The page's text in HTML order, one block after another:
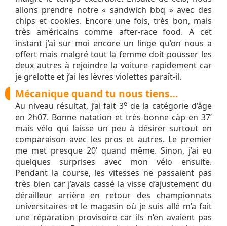
allons prendre notre « sandwich bbq » avec des
chips et cookies. Encore une fois, très bon, mais
très américains comme after-race food. A cet
instant j’ai sur moi encore un linge qu’on nous a
offert mais malgré tout la femme doit pousser les
deux autres à rejoindre la voiture rapidement car
je grelotte et j’ai les lèvres violettes paraît-il.
Mécanique quand tu nous tiens…
Au niveau résultat, j’ai fait 3e de la catégorie d’âge
en 2h07. Bonne natation et très bonne càp en 37’
mais vélo qui laisse un peu à désirer surtout en
comparaison avec les pros et autres. Le premier
me met presque 20’ quand même. Sinon, j’ai eu
quelques surprises avec mon vélo ensuite.
Pendant la course, les vitesses ne passaient pas
très bien car j’avais cassé la visse d’ajustement du
dérailleur arrière en retour des championnats
universitaires et le magasin où je suis allé m’a fait
une réparation provisoire car ils n’en avaient pas